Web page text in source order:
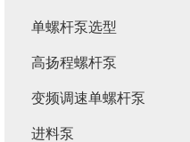
单螺杆泵选型
高扬程螺杆泵
变频调速单螺杆泵
进料泵